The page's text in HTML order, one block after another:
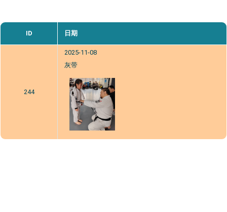
ID 日期
244
2025-11-08
灰带